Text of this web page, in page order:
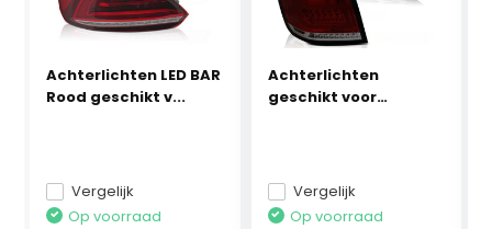
Achterlichten LED BAR
Rood geschikt v...
Vergelijk
Op voorraad
Achterlichten
geschikt voor
Vergelijk
Op voorraad